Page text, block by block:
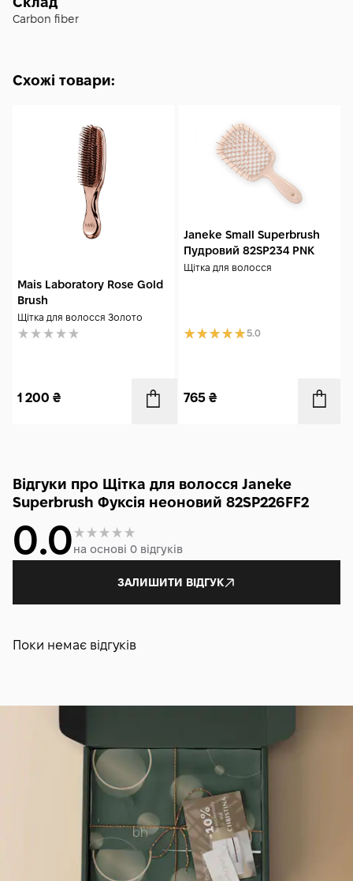
Регулярно очищайте щітку від волосся та залишків
засобів догляду, щоб підтримувати її в чистоті та
Carbon fiber
Схожі товари:
Mais Laboratory Rose Gold
Brush
Щітка для волосся Золото
1 200 ₴
Janeke Small Superbrush
Пудровий 82SP234 PNK
Щітка для волосся
5.0
765 ₴
Відгуки про Щітка для волосся Janeke
Superbrush Фуксія неоновий 82SP226FF2
0.0на основі 0 відгуків
ЗАЛИШИТИ ВІДГУК
Поки немає відгуків